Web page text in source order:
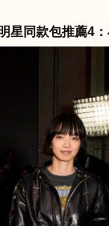
星同款包推薦4